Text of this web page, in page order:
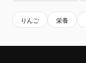
りんご 栄養